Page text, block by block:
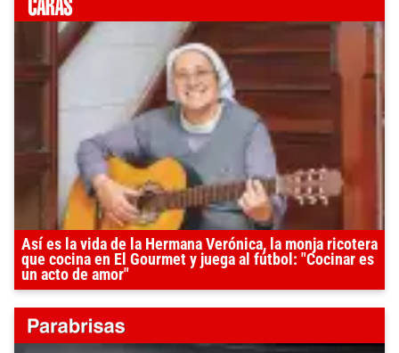
Así es la vida de la Hermana Verónica, la monja ricotera
que cocina en El Gourmet y juega al fútbol: "Cocinar es
un acto de amor"